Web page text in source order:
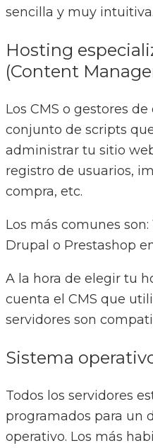
sencilla y muy intuitiva.
Hosting
(Content
Los CMS o gestores
conjunto de scripts
administrar tu sitio
registro de usuarios,
compra, etc.
Los más comunes son:
Drupal o Prestashop
A la hora de elegir tu
cuenta el CMS que
servidores son
Sistema
Todos los servidores
programados para un
operativo. Los más